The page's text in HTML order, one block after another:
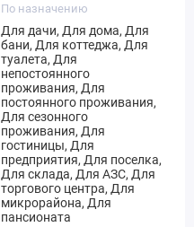
По назначению
Для дачи, Для дома, Для
бани, Для коттеджа, Для
туалета, Для
непостоянного
проживания, Для
постоянного проживания,
Для сезонного
проживания, Для
гостиницы, Для
предприятия, Для поселка,
Для склада, Для АЗС, Для
торгового центра, Для
микрорайона, Для
пансионата